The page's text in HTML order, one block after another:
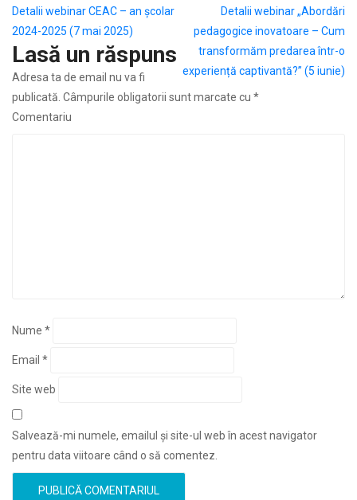
Navigare
în
articole
Detalii webinar CEAC – an școlar
2024-2025 (7 mai 2025)
Detalii webinar „Abordări
pedagogice inovatoare – Cum
transformăm predarea într-o
experiență captivantă?” (5 iunie)
Lasă un răspuns
Adresa ta de email nu va fi
publicată. Câmpurile obligatorii sunt marcate cu *
Comentariu
Nume *
Email *
Site web
Salvează-mi numele, emailul și site-ul web în acest navigator
pentru data viitoare când o să comentez.